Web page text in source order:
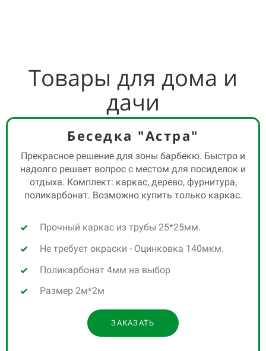
Товары для дома и
дачи
Беседка "Астра"
Прекрасное решение для зоны барбекю. Быстро и
надолго решает вопрос с местом для посиделок и
отдыха. Комплект: каркас, дерево, фурнитура,
поликарбонат. Возможно купить только каркас.
Прочный каркас из трубы 25*25мм.
Не требует окраски - Оцинковка 140мкм.
Поликарбонат 4мм на выбор
Размер 2м*2м
ЗАКАЗАТЬ
00
01
02
03
05
14
15
16
17
18
19
20